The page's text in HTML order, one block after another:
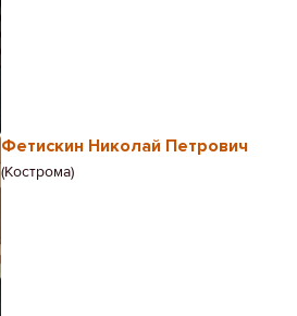
Фетискин Николай Петрович
(Кострома)